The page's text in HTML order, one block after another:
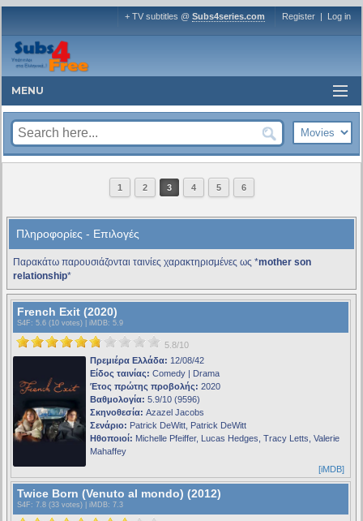
+ TV subtitles @ Subs4series.com Register | Log in
MENU
1 2 3 4 5 6
Πληροφορίες - Επιλογές
Παρακάτω παρουσιάζονται ταινίες χαρακτηρισμένες ως *mother son
relationship*
French Exit (2020)
S4F : 5.6 (10 votes) | iMDB: 5.9
5.8/10
Πρεμιέρα Ελλάδα: 12/08/42
Είδος ταινίας: Comedy | Drama
Έτος πρώτης προβολής: 2020
Βαθμολογία: 5.9/10 (9596)
Σκηνοθεσία: Azazel Jacobs
Σενάριο: Patrick DeWitt, Patrick DeWitt
Ηθοποιοί: Michelle Pfeiffer, Lucas Hedges, Tracy Letts, Valerie
Mahaffey
[iMDB]
Twice Born (Venuto al mondo) (2012)
S4F : 7.8 (33 votes) | iMDB: 7.3